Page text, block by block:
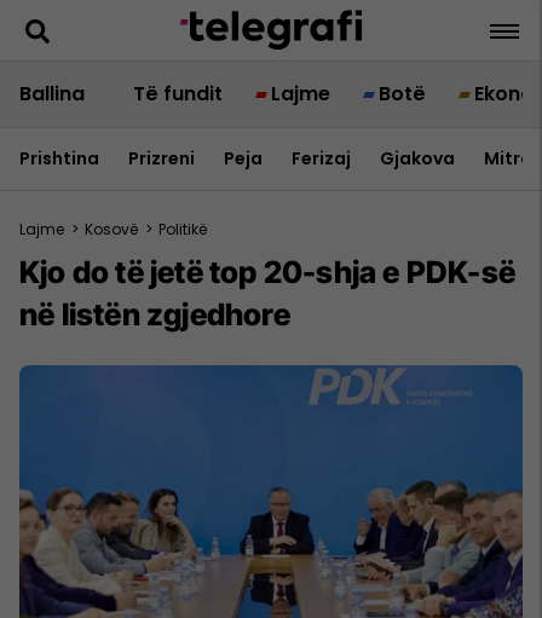
Ballina Të fundit Lajme Botë
Prishtina Prizreni Peja Ferizaj Gjakova
Lajme > Kosovë > Politikë
Kjo do të jetë top 20-shja e PDK-së
në listën zgjedhore